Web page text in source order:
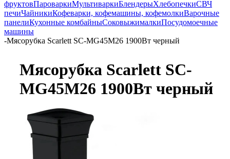
фруктовПароваркиМультиваркиБлендерыХлебопечкиСВЧ
печиЧайникиКофеварки, кофемашины, кофемолкиВарочные
панелиКухонные комбайныСоковыжималкиПосудомоечные
машины
-Мясорубка Scarlett SC-MG45M26 1900Вт черный
Мясорубка Scarlett SC-
MG45M26 1900Вт черный